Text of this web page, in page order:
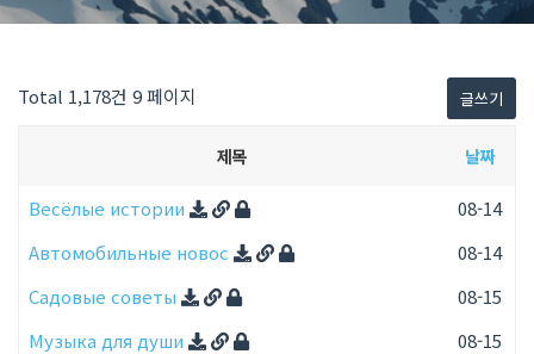
Total 1,178건 9 페이지 글쓰기
제목 날짜
Весёлые истории
08-14
Автомобильные новос
08-14
Садовые советы
08-15
Музыка для души
08-15